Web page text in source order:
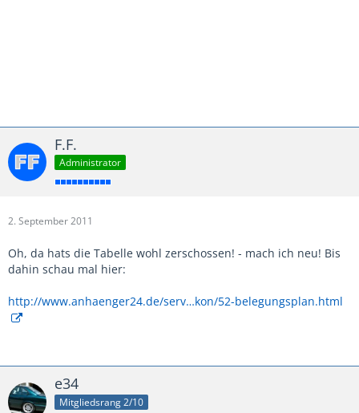
F.F.
Administrator
2. September 2011
Oh, da hats die Tabelle wohl zerschossen! - mach ich neu! Bis
dahin schau mal hier:
http://www.anhaenger24.de/serv…kon/52-belegungsplan.html
e34
Mitgliedsrang 2/10